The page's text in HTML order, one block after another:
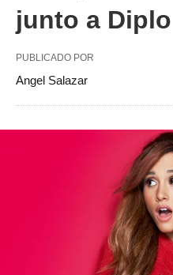
junto a Diplo
PUBLICADO POR
Angel Salazar